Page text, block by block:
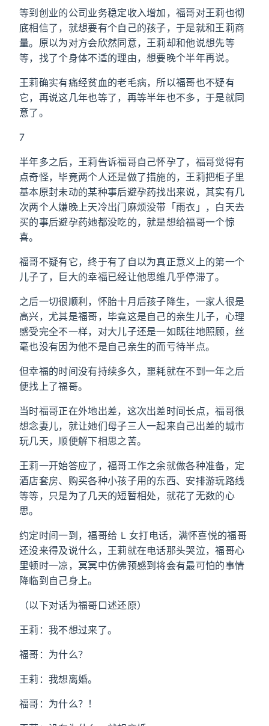
等到创业的公司业务稳定收入增加，福哥对王莉也彻
底相信了，就想要有个自己的孩子，于是就和王莉商
量。原以为对方会欣然同意，王莉却和他说想先等
等，找了个身体不适的理由，想要晚个半年再说。
王莉确实有痛经贫血的老毛病，所以福哥也不疑有
它，再说这几年也等了，再等半年也不多，于是就同
意了。
7
半年多之后，王莉告诉福哥自己怀孕了，福哥觉得有
点奇怪，毕竟两个人还是做了措施的，王莉把柜子里
基本原封未动的某种事后避孕药找出来说，其实有几
次两个人嫌晚上天冷出门麻烦没带「雨衣」，白天去
买的事后避孕药她都没吃的，就是想给福哥一个惊
喜。
福哥不疑有它，终于有了自以为真正意义上的第一个
儿子了，巨大的幸福已经让他思维几乎停滞了。
之后一切很顺利，怀胎十月后孩子降生，一家人很是
高兴，尤其是福哥，毕竟这是自己的亲生儿子，心理
感受完全不一样，对大儿子还是一如既往地照顾，丝
毫也没有因为他不是自己亲生的而亏待半点。
但幸福的时间没有持续多久，噩耗就在不到一年之后
便找上了福哥。
当时福哥正在外地出差，这次出差时间长点，福哥很
想念妻儿，就让她们母子三人一起来自己出差的城市
玩几天，顺便解下相思之苦。
王莉一开始答应了，福哥工作之余就做各种准备，定
酒店套房、购买各种小孩子用的东西、安排游玩路线
等等，只是为了几天的短暂相处，就花了无数的心
思。
约定时间一到，福哥给 L 女打电话，满怀喜悦的福哥
还没来得及说什么，王莉就在电话那头哭泣，福哥心
里顿时一凉，冥冥中仿佛预感到将会有最可怕的事情
降临到自己身上。
（以下对话为福哥口述还原）
王莉：我不想过来了。
福哥：为什么？
王莉：我想离婚。
福哥：为什么？！